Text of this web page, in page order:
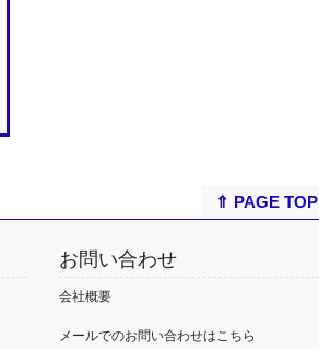
⇑ PAGE TOP
お問い合わせ
会社概要
メールでのお問い合わせはこちら